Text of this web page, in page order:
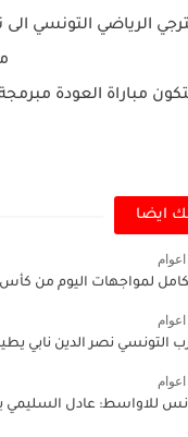
مباراة العودة مبرمجة
ايضا
لمواجهات اليوم من كأس
التونسي نصر الدين نابي
للاواسط: عادل السليمي